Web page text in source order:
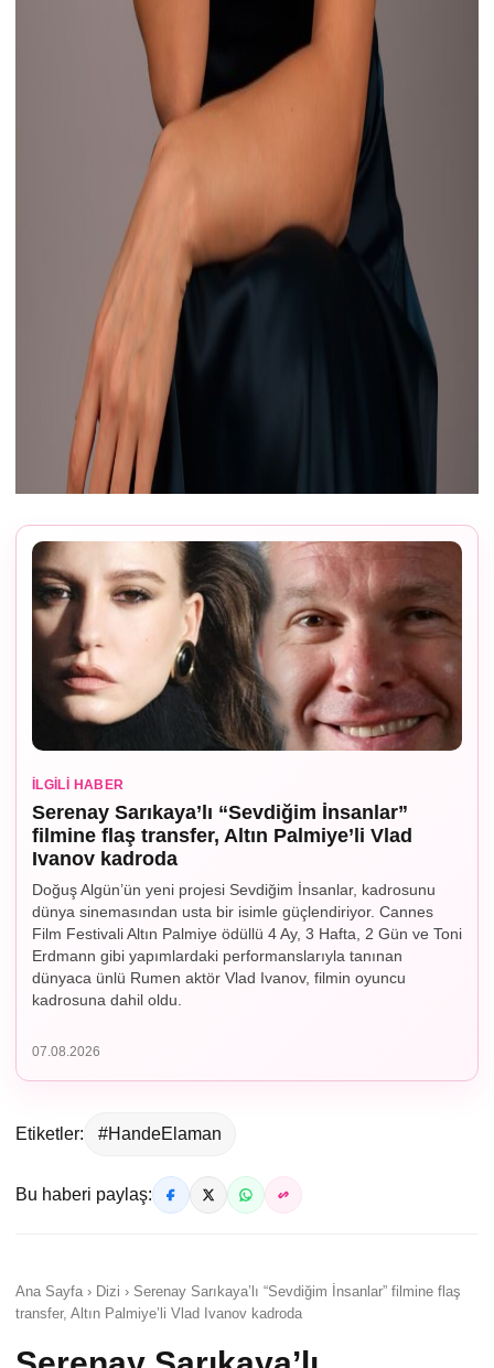
İLGILI HABER
Serenay Sarıkaya’lı “Sevdiğim İnsanlar”
filmine flaş transfer, Altın Palmiye’li Vlad
Ivanov kadroda
Doğuş Algün’ün yeni projesi Sevdiğim İnsanlar, kadrosunu
dünya sinemasından usta bir isimle güçlendiriyor. Cannes
Film Festivali Altın Palmiye ödüllü 4 Ay, 3 Hafta, 2 Gün ve Toni
Erdmann gibi yapımlardaki performanslarıyla tanınan
dünyaca ünlü Rumen aktör Vlad Ivanov, filmin oyuncu
kadrosuna dahil oldu.
07.08.2026
Etiketler: #HandeElaman
Bu haberi paylaş:
Ana Sayfa › Dizi › Serenay Sarıkaya’lı “Sevdiğim İnsanlar” filmine flaş
transfer, Altın Palmiye’li Vlad Ivanov kadroda